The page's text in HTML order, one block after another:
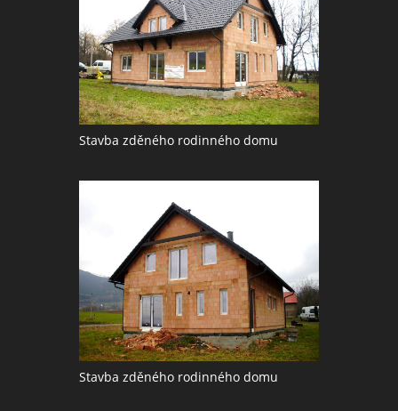
Stavba zděného rodinného domu
Stavba zděného rodinného domu